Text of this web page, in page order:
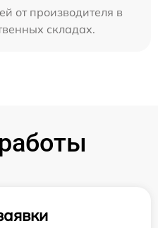
от производителя в
складах.